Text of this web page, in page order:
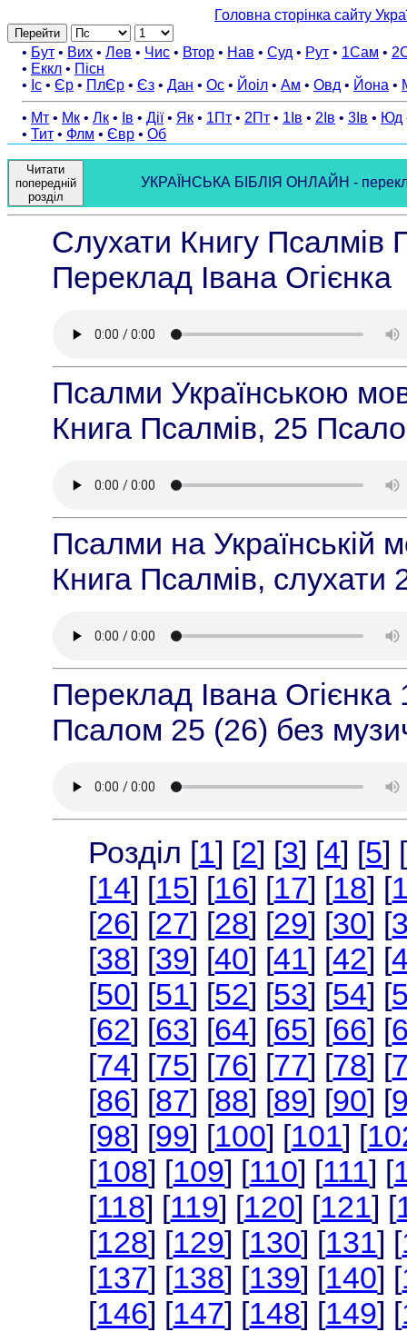
Головна сторінка сайту
Перейти
• Бут • Вих • Лев • Чис • Втор • Нав • Суд • Рут • 1Сам •
• Еккл • Пісн
• Іс • Єр • ПлЄр • Єз • Дан • Ос • Йоіл • Ам • Овд • Йона •
• Мт • Мк • Лк • Ів • Дії • Як • 1Пт • 2Пт • 1Ів • 2Ів • 3Ів • Юд
• Тит • Флм • Євр • Об
Читати
попередній
розділ
УКРАЇНСЬКА БІБЛІЯ ОНЛАЙН -
Слухати Книгу Псалмів
Переклад Івана Огієнка
Псалми Українською
Книга Псалмів, 25
Псалми на Українській
Книга Псалмів,
Переклад Івана
Псалом 25 (26) без
Розділ [1] [2] [3] [4] [5] [
[14] [15] [16] [17] [18] [
[26] [27] [28] [29] [30] [
[38] [39] [40] [41] [42] [
[50] [51] [52] [53] [54] [
[62] [63] [64] [65] [66] [
[74] [75] [76] [77] [78] [
[86] [87] [88] [89] [90] [
[98] [99] [100] [101] [
[108] [109] [110] [111] [
[118] [119] [120] [121] [
[128] [129] [130] [131] [
[137] [138] [139] [140] [
[146] [147] [148] [149] [